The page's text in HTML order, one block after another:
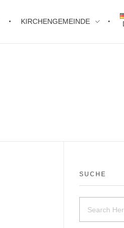
KIRCHENGEMEINDE
SUCHE